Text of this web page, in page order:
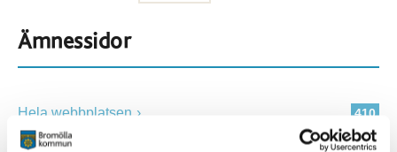
Ämnessidor
410
Hela webbplatsen